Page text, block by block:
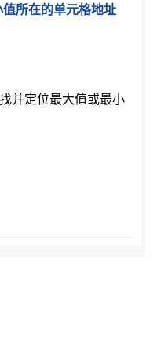
所在的单元格地址
并定位最大值或最小